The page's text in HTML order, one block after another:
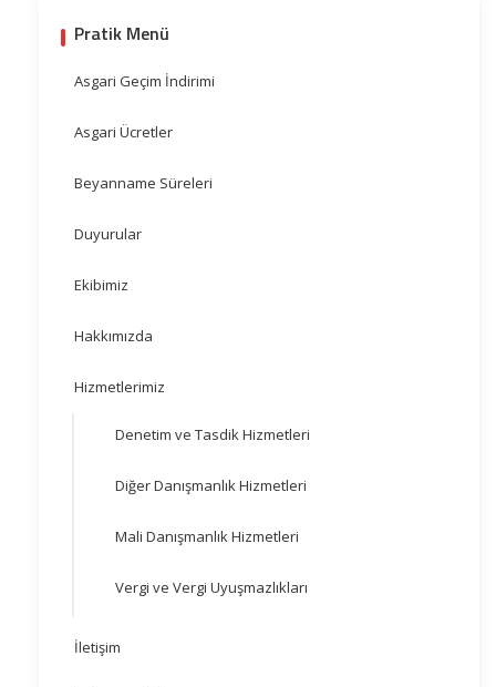
Pratik Menü
Asgari Geçim İndirimi
Asgari Ücretler
Beyanname Süreleri
Duyurular
Ekibimiz
Hakkımızda
Hizmetlerimiz
Denetim ve Tasdik Hizmetleri
Diğer Danışmanlık Hizmetleri
Mali Danışmanlık Hizmetleri
Vergi ve Vergi Uyuşmazlıkları
İletişim